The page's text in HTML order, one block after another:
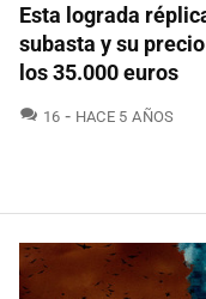
Esta lograda
subasta y su
los 35.000 euros
16 COMENTARIOS
HACE 5 AÑOS